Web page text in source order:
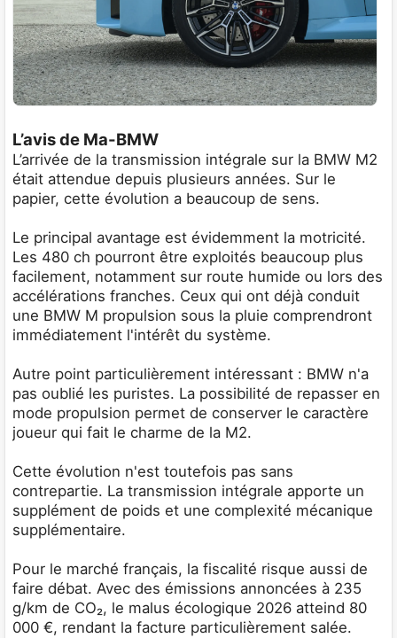
L’avis de Ma-BMW
L’arrivée de la transmission intégrale sur la BMW M2
était attendue depuis plusieurs années. Sur le
papier, cette évolution a beaucoup de sens.
Le principal avantage est évidemment la motricité.
Les 480 ch pourront être exploités beaucoup plus
facilement, notamment sur route humide ou lors des
accélérations franches. Ceux qui ont déjà conduit
une BMW M propulsion sous la pluie comprendront
immédiatement l'intérêt du système.
Autre point particulièrement intéressant : BMW n'a
pas oublié les puristes. La possibilité de repasser en
mode propulsion permet de conserver le caractère
joueur qui fait le charme de la M2.
Cette évolution n'est toutefois pas sans
contrepartie. La transmission intégrale apporte un
supplément de poids et une complexité mécanique
supplémentaire.
Pour le marché français, la fiscalité risque aussi de
faire débat. Avec des émissions annoncées à 235
g/km de CO₂, le malus écologique 2026 atteind 80
000 €, rendant la facture particulièrement salée.